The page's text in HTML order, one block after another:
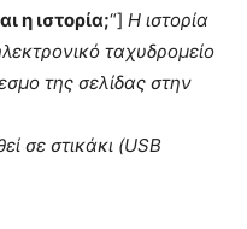
η ιστορία;“] Η ιστορία
ταχυδρομείο
της σελίδας στην
σε στικάκι (USB